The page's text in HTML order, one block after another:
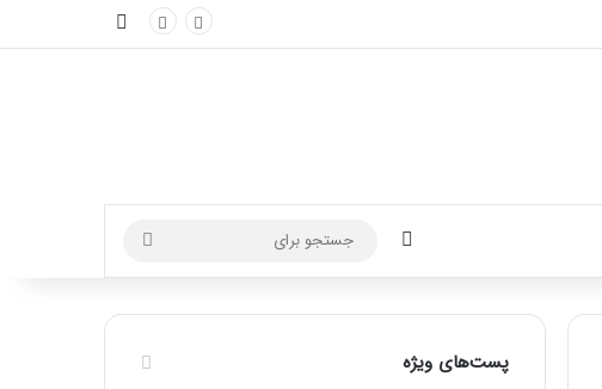
تغییر پوسته
برای
پست‌های ویژه